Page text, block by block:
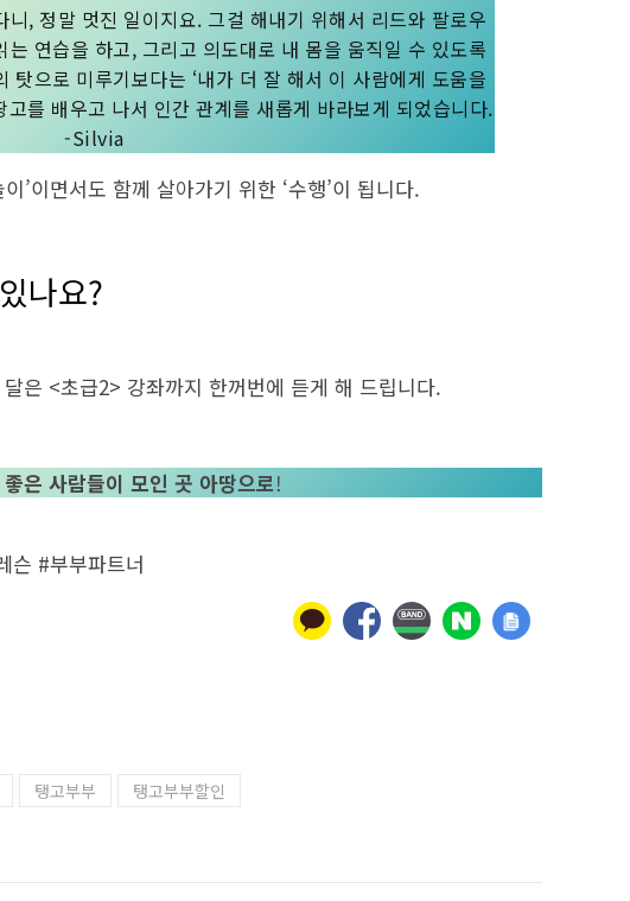
, 정말 멋진 일이지요. 그걸 해내기 위해서 리드와 팔로우
연습을 하고, 그리고 의도대로 내 몸을 움직일 수 있도록
탓으로 미루기보다는 ‘내가 더 잘 해서 이 사람에게 도움을
를 배우고 나서 인간 관계를 새롭게 바라보게 되었습니다.
-Silvia
’이면서도 함께 살아가기 위한 ‘수행’이 됩니다.
나요?
은 <초급2> 강좌까지 한꺼번에 듣게 해 드립니다.
은 사람들이 모인 곳 아땅으로!
슨 #부부파트너
탱고부부 탱고부부할인